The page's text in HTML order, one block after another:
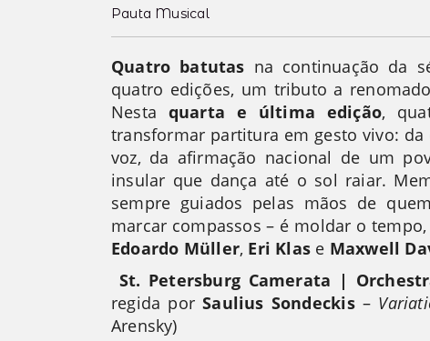
Pauta Musical
Quatro batutas na continuação da
quatro edições, um tributo a
Nesta quarta e última edição,
transformar partitura em gesto vivo:
voz, da afirmação nacional de um
insular que dança até o sol raiar.
sempre guiados pelas mãos de
marcar compassos – é moldar o
Edoardo Müller, Eri Klas e Maxwell
St. Petersburg Camerata |
regida porSaulius Sondeckis–
Arensky)